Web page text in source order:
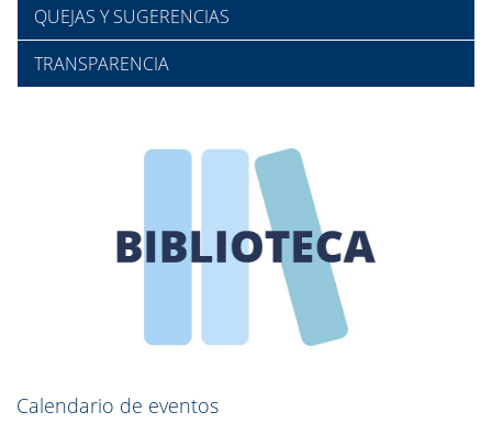
QUEJAS Y SUGERENCIAS
TRANSPARENCIA
Calendario de eventos